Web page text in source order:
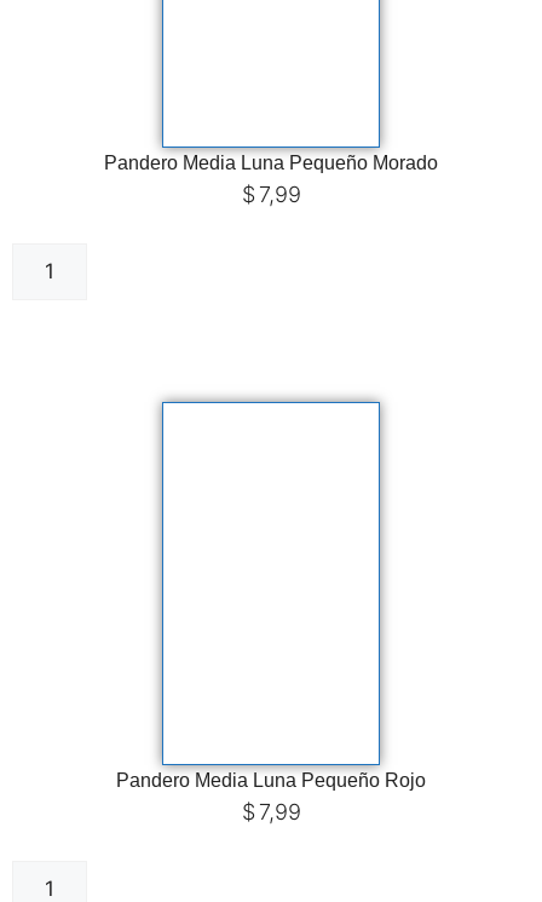
Pandero Media Luna Pequeño Morado
$ 7,99
Pandero Media Luna Pequeño Rojo
$ 7,99